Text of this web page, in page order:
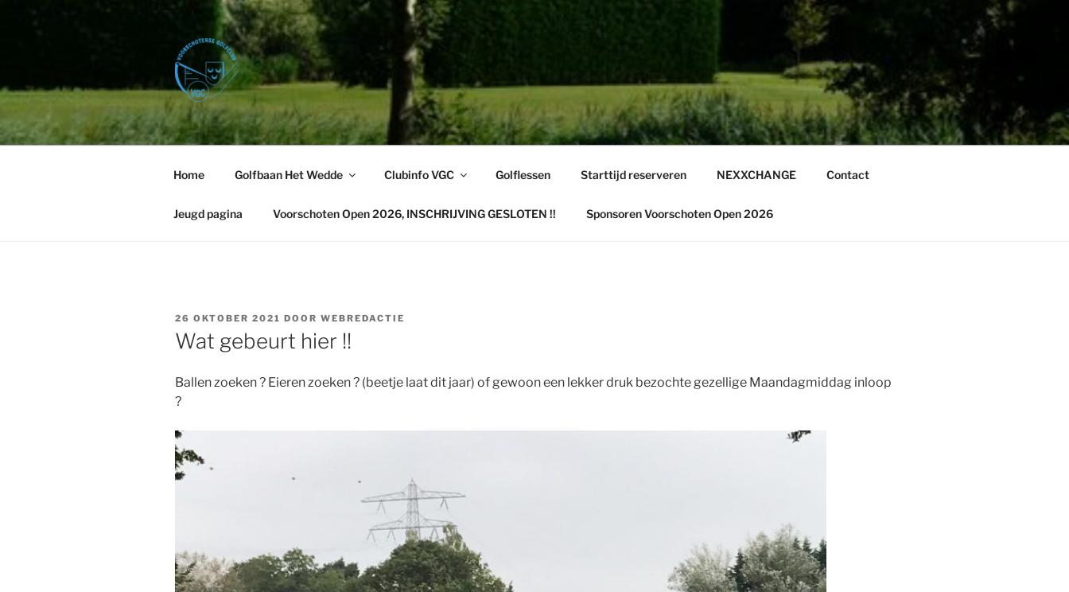
VOORSCHOTENSE GOLFCLUB
Golfbaan Het Wedde – Voorschoten
Home Golfbaan Het Wedde Clubinfo VGC Golflessen Starttijd reserveren NEXXCHANGE Contact
Jeugd pagina Voorschoten Open 2026, INSCHRIJVING GESLOTEN !! Sponsoren Voorschoten Open 2026
GEPLAATST
OP
26 OKTOBER 2021 DOOR WEBREDACTIE
Wat gebeurt hier !!
Ballen zoeken ? Eieren zoeken ? (beetje laat dit jaar) of gewoon een lekker druk bezochte gezellige Maandagmiddag inloop
?